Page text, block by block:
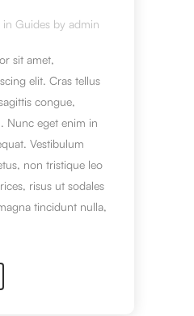
in Guides by admin
sit amet,
elit. Cras tellus
congue,
Nunc eget enim in
Vestibulum
non tristique leo
risus ut sodales
tincidunt nulla,